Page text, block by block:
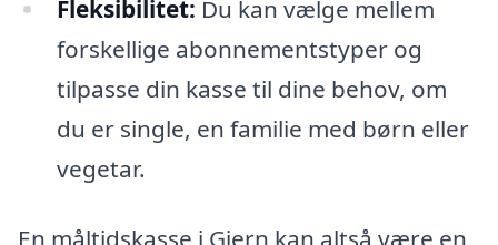
Fleksibilitet: Du kan vælge mellem
forskellige abonnementstyper og
tilpasse din kasse til dine behov, om
du er single, en familie med børn eller
vegetar.